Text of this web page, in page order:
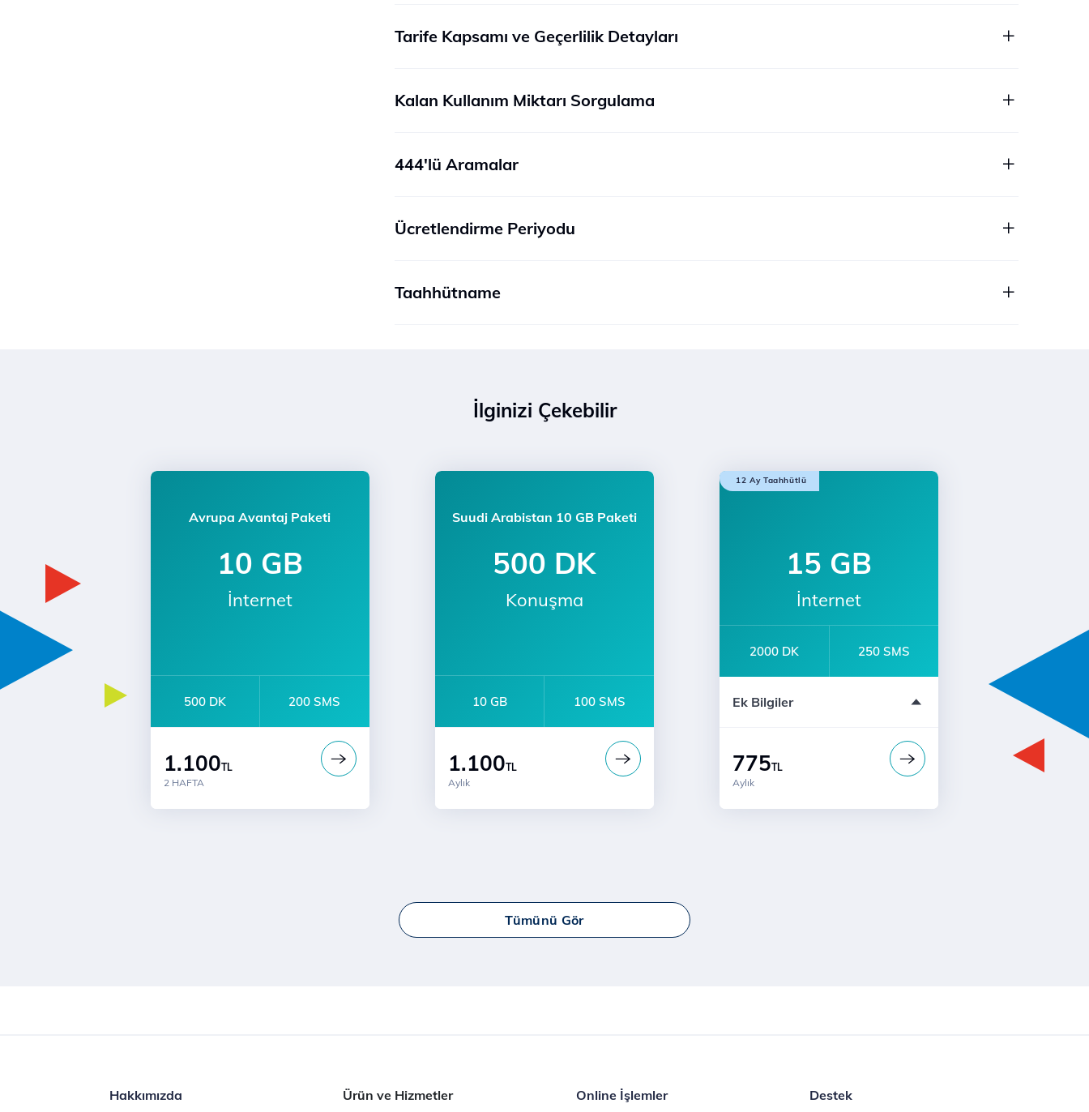
Tarife Kapsamı ve Geçerlilik Detayları
Kalan Kullanım Miktarı Sorgulama
444'lü Aramalar
Ücretlendirme Periyodu
Taahhütname
İlginizi Çekebilir
Avrupa Avantaj Paketi
10 GB
İnternet
500 DK 200 SMS
1.100TL
2 HAFTA
Suudi Arabistan 10 GB Paketi
500 DK
Konuşma
10 GB 100 SMS
1.100TL
Aylık
12 Ay Taahhütlü
15 GB
İnternet
2000 DK 250 SMS
Ek Bilgiler
775TL
Aylık
Tümünü Gör
Hakkımızda Ürün ve Hizmetler Online İşlemler Destek